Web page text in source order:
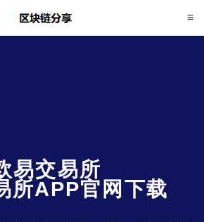
易交易所
所APP官网下载